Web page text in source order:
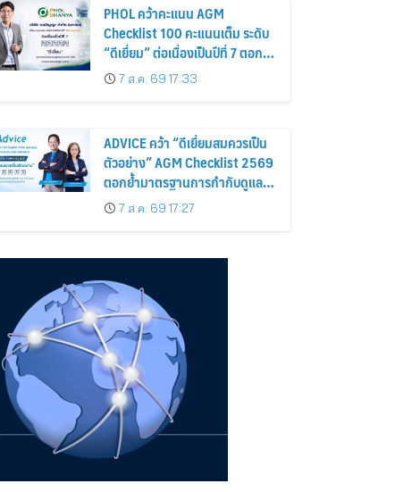
PHOL คว้าคะแนน AGM
Checklist 100 คะแนนเต็ม ระดับ
“ดีเยี่ยม” ต่อเนื่องเป็นปีที่ 7 ตอกย้ำ
การดำเนินธุรกิจตามหลักธรรมาภิ
บาล โปร่งใส สร้างความเชื่อมั่นผู้
7 ส.ค. 69 17:33
ADVICE คว้า “ดีเยี่ยมสมควรเป็น
ตัวอย่าง” AGM Checklist 2569
ตอกย้ำมาตรฐานการกำกับดูแล
กิจการที่ดี
7 ส.ค. 69 17:27